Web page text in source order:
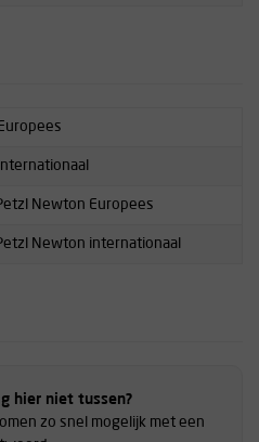
Newton Europees
Newton internationaal
hier niet tussen?
zo snel mogelijk met een